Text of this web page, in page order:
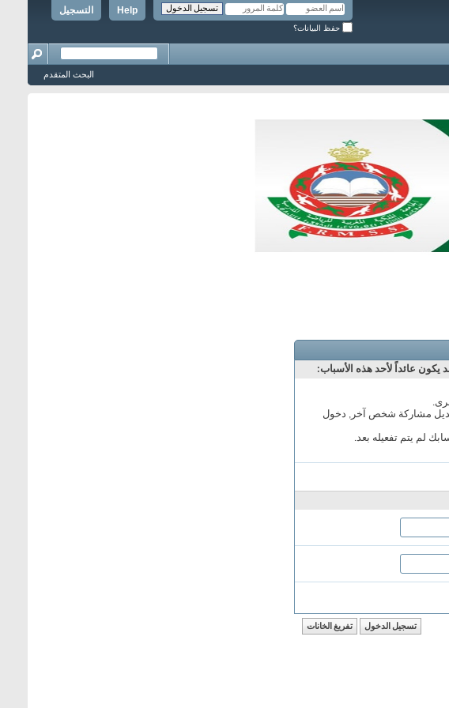
التسجيل Help
حفظ البيانات؟
البحث المتقدم
يكون عائداً لأحد هذه الأسباب:
مشاركة شخص آخر, دخول
لم يتم تفعيله بعد.